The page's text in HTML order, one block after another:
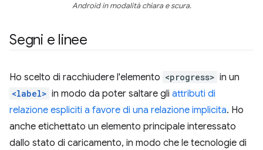
Android in modalità chiara e scura.
Segni e linee
Ho scelto di racchiudere l'elemento <progress> in un
<label> in modo da poter saltare gli attributi di
relazione espliciti a favore di una relazione implicita. Ho
anche etichettato un elemento principale interessato
dallo stato di caricamento, in modo che le tecnologie di